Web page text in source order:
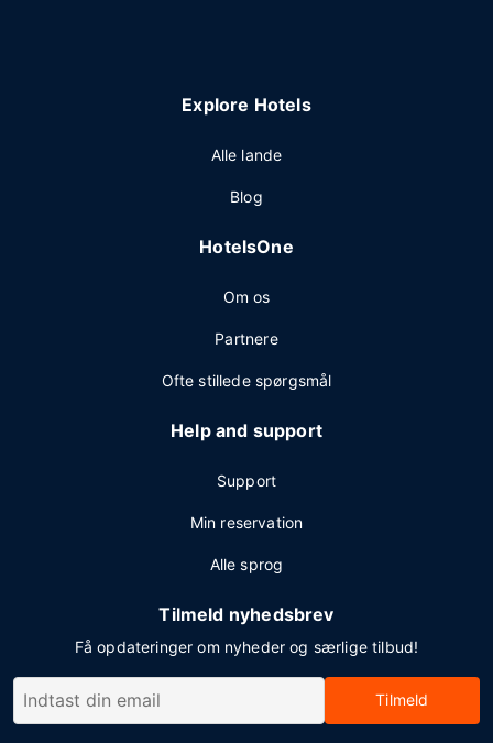
Explore Hotels
Alle lande
Blog
HotelsOne
Om os
Partnere
Ofte stillede spørgsmål
Help and support
Support
Min reservation
Alle sprog
Tilmeld nyhedsbrev
Få opdateringer om nyheder og særlige tilbud!
Tilmeld